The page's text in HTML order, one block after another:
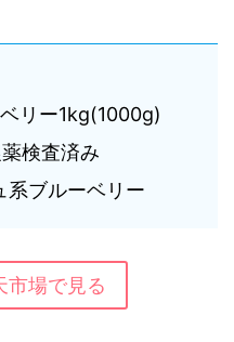
リー1kg(1000g)
検査済み
系ブルーベリー
市場で見る